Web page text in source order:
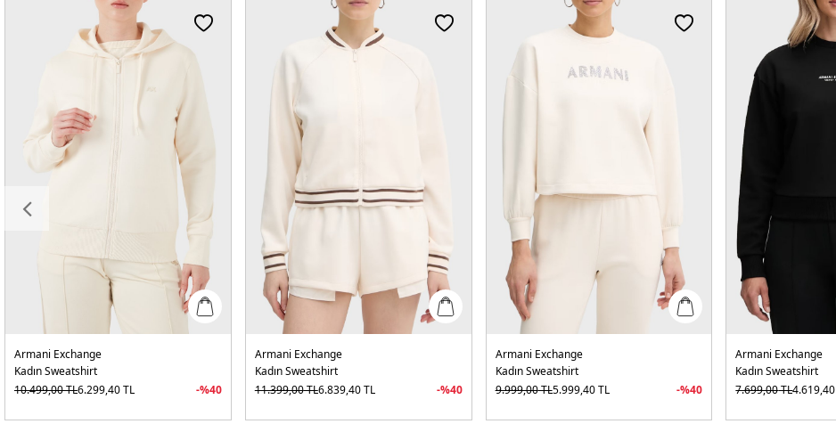
Armani Exchange
Kadın Sweatshirt
10.499,00TL6.299,40TL -%40
Armani Exchange
Kadın Sweatshirt
11.399,00TL6.839,40TL -%40
Armani Exchange
Kadın Sweatshirt
9.999,00TL5.999,40TL -%40
Armani Exchange
Kadın Sweatshirt
7.699,00TL4.619,40